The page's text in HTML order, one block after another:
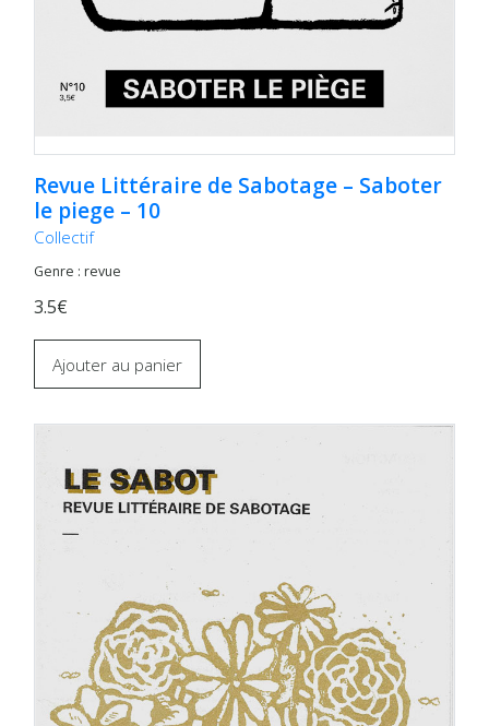
Revue Littéraire de Sabotage – Saboter
le piege – 10
Collectif
Genre : revue
3.5€
Ajouter au panier